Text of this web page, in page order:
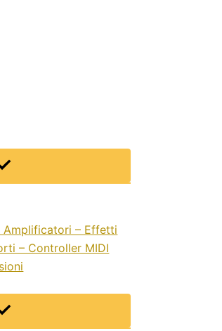
Amplificatori – Effetti
– Controller MIDI